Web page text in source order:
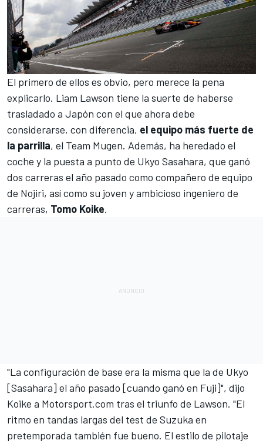
El primero de ellos es obvio, pero merece la pena
explicarlo. Liam Lawson tiene la suerte de haberse
trasladado a Japón con el que ahora debe
considerarse, con diferencia, el equipo más fuerte de
la parrilla, el Team Mugen. Además, ha heredado el
coche y la puesta a punto de Ukyo Sasahara, que ganó
dos carreras el año pasado como compañero de equipo
de Nojiri, así como su joven y ambicioso ingeniero de
carreras, Tomo Koike.
"La configuración de base era la misma que la de Ukyo
[Sasahara] el año pasado [cuando ganó en Fuji]", dijo
Koike a Motorsport.com tras el triunfo de Lawson. "El
ritmo en tandas largas del test de Suzuka en
pretemporada también fue bueno. El estilo de pilotaje